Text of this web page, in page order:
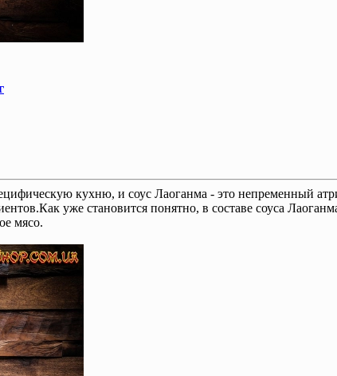
кухню, и соус Лаоганма - это непременный
уже становится понятно, в составе соуса
мясо.